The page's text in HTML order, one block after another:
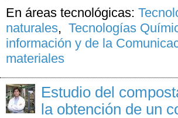
En áreas tecnológicas:
naturales, Tecnologías
información y de la
materiales
Estudio del
la obtención de un